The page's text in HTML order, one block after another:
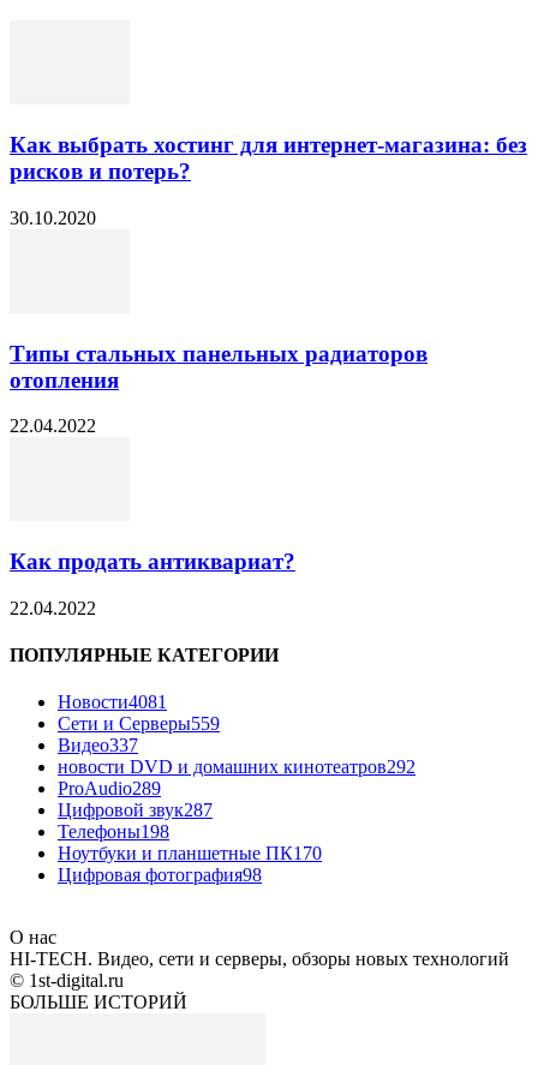
Как выбрать хостинг для интернет-магазина: без
рисков и потерь?
30.10.2020
Типы стальных панельных радиаторов
отопления
22.04.2022
Как продать антиквариат?
22.04.2022
ПОПУЛЯРНЫЕ КАТЕГОРИИ
Новости4081
Сети и Серверы559
Видео337
новости DVD и домашних кинотеатров292
ProAudio289
Цифровой звук287
Телефоны198
Ноутбуки и планшетные ПК170
Цифровая фотография98
О нас
HI-TECH. Видео, сети и серверы, обзоры новых технологий
© 1st-digital.ru
БОЛЬШЕ ИСТОРИЙ